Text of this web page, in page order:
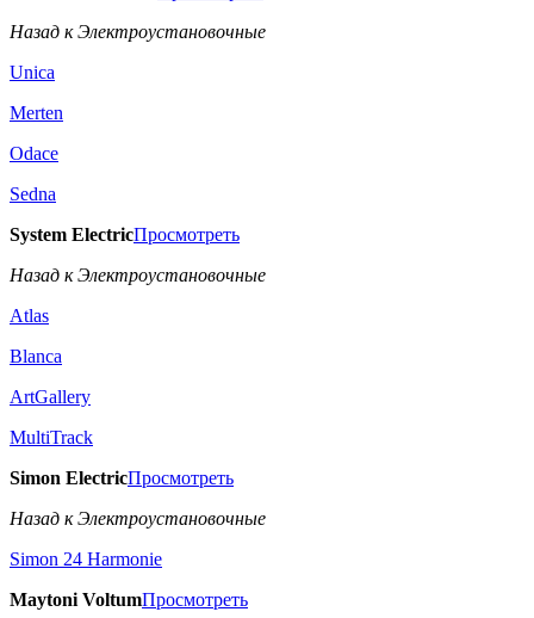
Назад к Электроустановочные
Unica
Merten
Odace
Sedna
System ElectricПросмотреть
Назад к Электроустановочные
Atlas
Blanca
ArtGallery
MultiTrack
Simon ElectricПросмотреть
Назад к Электроустановочные
Simon 24 Harmonie
Maytoni VoltumПросмотреть